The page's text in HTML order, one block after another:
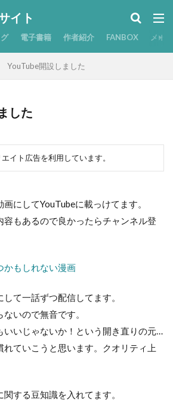
イト
電子書籍 作者紹介 FANBOX メール
YouTube開設しました
した
イト広告を利用しています。
にしてYouTubeに載っけてます。
容もあるので良かったらチャンネル登
もしれない漫画
て一話ずつ配信してます。
いので無音です。
いじゃないか！という開き直りの元…
ていこうと思います。クオリティ上
する豆知識を入れてます。